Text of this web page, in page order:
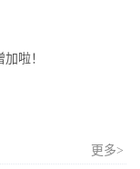
啦！
更多>